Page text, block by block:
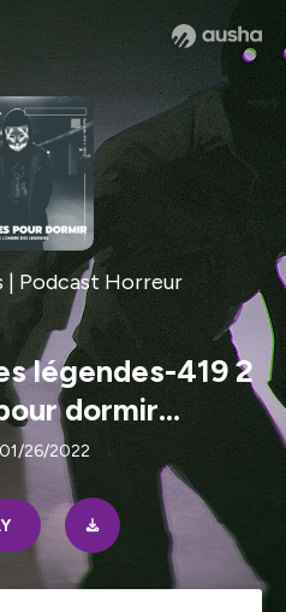
| Podcast Horreur
légendes-419 2
dormir...
26/2022